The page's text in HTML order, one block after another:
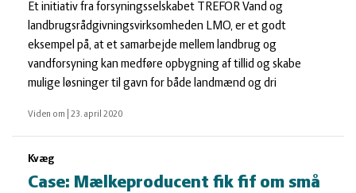
Et initiativ fra forsyningsselskabet TREFOR Vand og
landbrugsrådgivningsvirksomheden LMO, er et godt
eksempel på, at et samarbejde mellem landbrug og
vandforsyning kan medføre opbygning af tillid og skabe
mulige løsninger til gavn for både landmænd og dri
Viden om 23. april 2020
Kvæg
Case: Mælkeproducent fik fif om små